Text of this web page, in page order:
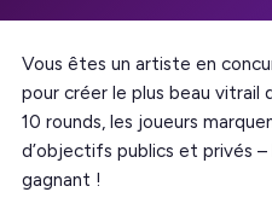
Vous êtes un artiste en
pour créer le plus beau vitrail
10 rounds, les joueurs
d’objectifs publics et privés
gagnant !